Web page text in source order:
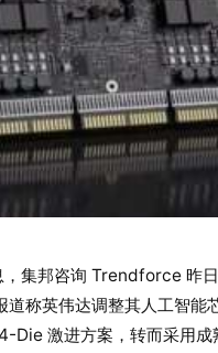
，集邦咨询 Trendforce 昨
道称英伟达调整其人工智能
Die 激进方案，转而采用成